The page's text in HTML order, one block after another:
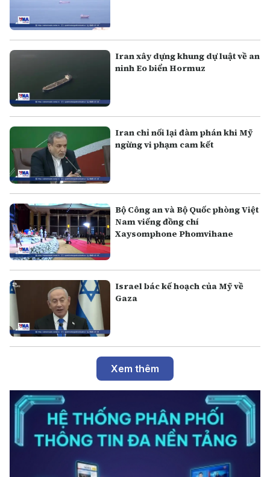
Iran xây dựng khung dự luật về an
ninh Eo biển Hormuz
Iran chỉ nối lại đàm phán khi Mỹ
ngừng vi phạm cam kết
Bộ Công an và Bộ Quốc phòng Việt
Nam viếng đồng chí
Xaysomphone Phomvihane
Israel bác kế hoạch của Mỹ về
Gaza
Xem thêm